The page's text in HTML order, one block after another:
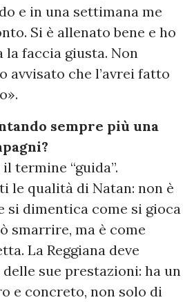
e in una settimana me
Si è allenato bene e ho
la faccia giusta. Non
avvisato che l’avrei fatto
sempre più una
termine “guida”.
le qualità di Natan: non è
si dimentica come si gioca
smarrire, ma è come
La Reggiana deve
sue prestazioni: ha un
e concreto, non solo di